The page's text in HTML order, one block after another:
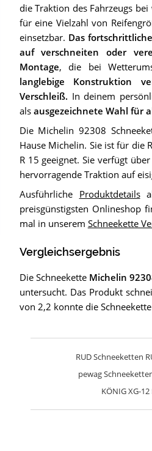
die Traktion des Fahrzeugs
für eine Vielzahl von
einsetzbar. Das
auf verschneiten oder
Montage, die bei
langlebige Konstruktion
Verschleiß. In deinem
als ausgezeichnete Wahl für
Die Michelin 92308
Hause Michelin. Sie ist für die
R 15 geeignet. Sie verfügt
hervorragende Traktion auf
Ausführliche Produktdetails
preisgünstigsten Onlineshop
mal in unserem Schneekette
Vergleichsergebnis
Die Schneekette Michelin
untersucht. Das Produkt
von 2,2 konnte die
RUD Schneeketten
pewag
KÖNIG XG-